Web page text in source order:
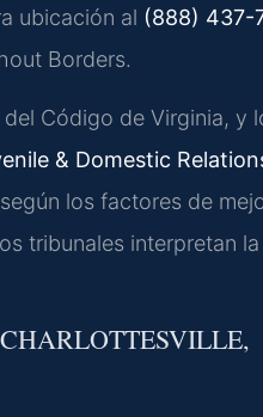
ubicación al (888) 437-
Borders.
Código de Virginia, y
& Domestic
los factores de
tribunales interpretan